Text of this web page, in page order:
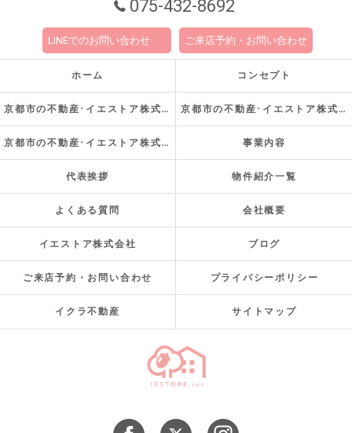
075-432-8692
LINEでのお問い合わせ ご来店予約・お問い合わせ
ホーム コンセプト
京都市の不動産･イエストア株式会社の口コミ情報 京都市の不動産･イエストア株式会社の評判
京都市の不動産･イエストア株式会社のお客様の声 事業内容
代表挨拶 物件紹介一覧
よくある質問 会社概要
イエストア株式会社 ブログ
ご来店予約・お問い合わせ プライバシーポリシー
イクラ不動産 サイトマップ